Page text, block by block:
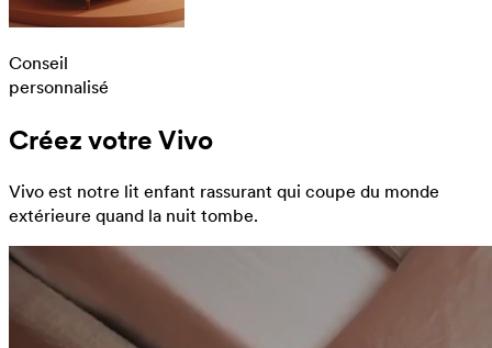
Conseil
personnalisé
Créez votre Vivo
Vivo est notre lit enfant rassurant qui coupe du monde
extérieure quand la nuit tombe.